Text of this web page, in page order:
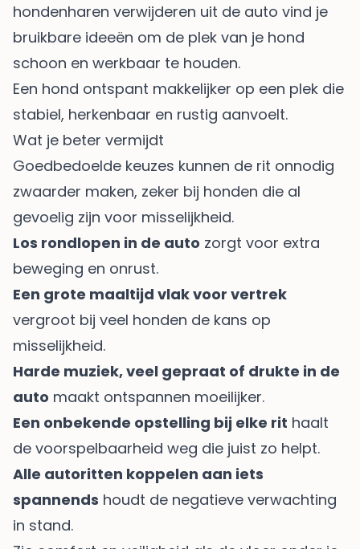
hondenharen verwijderen uit de auto vind je
bruikbare ideeën om de plek van je hond
schoon en werkbaar te houden.
Een hond ontspant makkelijker op een plek die
stabiel, herkenbaar en rustig aanvoelt.
Wat je beter vermijdt
Goedbedoelde keuzes kunnen de rit onnodig
zwaarder maken, zeker bij honden die al
gevoelig zijn voor misselijkheid.
Los rondlopen in de auto zorgt voor extra
beweging en onrust.
Een grote maaltijd vlak voor vertrek
vergroot bij veel honden de kans op
misselijkheid.
Harde muziek, veel gepraat of drukte in de
auto maakt ontspannen moeilijker.
Een onbekende opstelling bij elke rit haalt
de voorspelbaarheid weg die juist zo helpt.
Alle autoritten koppelen aan iets
spannends houdt de negatieve verwachting
in stand.